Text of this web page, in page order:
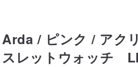
Arda / ピンク / アク
スレットウォッチ